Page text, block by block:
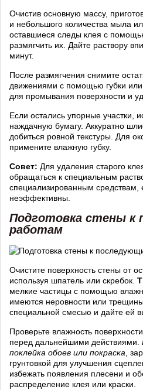
Очистив основную массу,
и небольшого количества мыла
оставшиеся следы клея с
размягчить их. Дайте раствору
минут.
После размягчения снимите
движениями с помощью губки или
для промывания поверхности и
Если остались упорные участки,
наждачную бумагу. Аккуратно
добиться ровной текстуры. Для
примените влажную губку.
Совет: Для удаления старого
обращаться к специальным
специализированным средствам,
неэффективны.
Подготовка стены к
работам
Очистите поверхность стены от
используя шпатель или скребок.
мелкие частицы с помощью
имеются неровности или
специальной смесью и дайте ей
Проверьте влажность
перед дальнейшими действиями.
поклейка обоев или покраска ,
грунтовкой для улучшения
избежать появления плесени и
распределение клея или краски.